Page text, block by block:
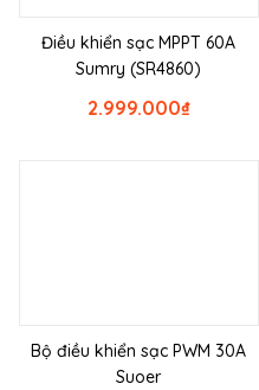
Điều khiển sạc MPPT 60A
Sumry (SR4860)
₫
2.999.000
Bộ điều khiển sạc PWM 30A
Suoer